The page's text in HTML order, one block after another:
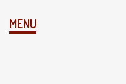
MENU